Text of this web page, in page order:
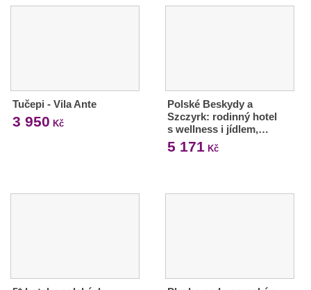
Tučepi - Vila Ante
3 950 Kč
Polské Beskydy a
Szczyrk: rodinný hotel
s wellness i jídlem,…
5 171 Kč